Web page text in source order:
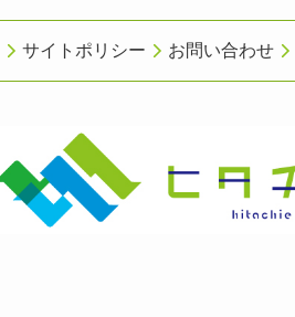
サイトポリシー お問い合わせ